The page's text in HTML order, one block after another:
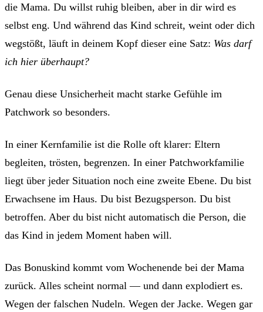
die Mama. Du willst ruhig bleiben, aber in dir wird es
selbst eng. Und während das Kind schreit, weint oder dich
wegstößt, läuft in deinem Kopf dieser eine Satz: Was darf
ich hier überhaupt?
Genau diese Unsicherheit macht starke Gefühle im
Patchwork so besonders.
In einer Kernfamilie ist die Rolle oft klarer: Eltern
begleiten, trösten, begrenzen. In einer Patchworkfamilie
liegt über jeder Situation noch eine zweite Ebene. Du bist
Erwachsene im Haus. Du bist Bezugsperson. Du bist
betroffen. Aber du bist nicht automatisch die Person, die
das Kind in jedem Moment haben will.
Das Bonuskind kommt vom Wochenende bei der Mama
zurück. Alles scheint normal — und dann explodiert es.
Wegen der falschen Nudeln. Wegen der Jacke. Wegen gar